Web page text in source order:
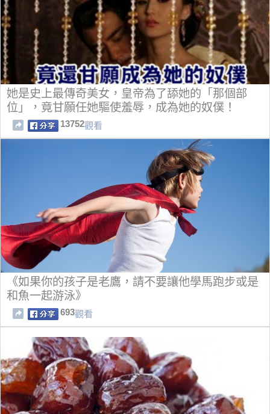
她是史上最傳奇美女，皇帝為了舔她的「那個部
位」，竟甘願任她驅使羞辱，成為她的奴僕！
13752觀看
《如果你的孩子是老鷹，請不要讓他學馬跑步或是
和魚一起游泳》
693觀看